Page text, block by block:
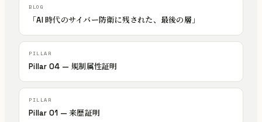
「AI 時代のサイバー防衛に残された、最後の層」
Pillar 04 — 規制属性証明
Pillar 01 — 来歴証明